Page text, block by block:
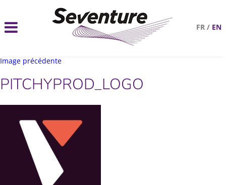
FR / EN
Image précédente
PITCHYPROD_LOGO